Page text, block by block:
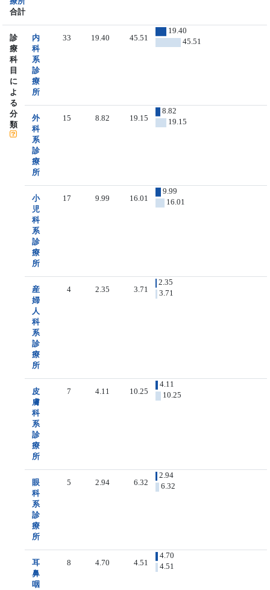
合計
診
療
科
目
に
よ
る
分
類
内
科
系
診
療
所
33 19.40 45.51
19.40
45.51
外
科
系
診
療
所
15 8.82 19.15
8.82
19.15
小
児
科
系
診
療
所
17 9.99 16.01
9.99
16.01
産
婦
人
科
系
診
療
所
4 2.35 3.71
2.35
3.71
皮
膚
科
系
診
療
所
7 4.11 10.25
4.11
10.25
眼
科
系
診
療
所
5 2.94 6.32
2.94
6.32
耳
鼻
咽
8 4.70 4.51
4.70
4.51